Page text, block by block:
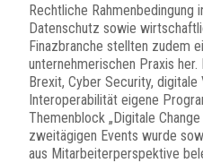
Rechtliche Rahmenbedingung
Datenschutz sowie
Finazbranche stellten zudem
unternehmerischen Praxis
Brexit, Cyber Security,
Interoperabilität eigene
Themenblock „Digitale
zweitägigen Events wurde
aus Mitarbeiterperspektive